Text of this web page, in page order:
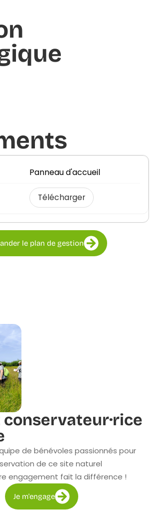
Panneau d'accueil
Télécharger
le plan de gestion
conservateur·rice
de bénévoles passionnés pour
de ce site naturel
engagement fait la différence !
Je m'engage